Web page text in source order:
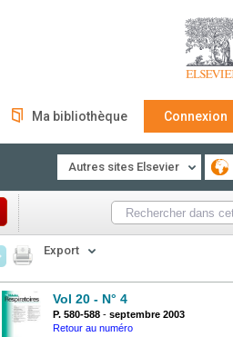
Ma bibliothèque Connexion
Autres sites Elsevier
Export
Vol 20 - N° 4
P. 580-588 - septembre 2003
Retour au numéro